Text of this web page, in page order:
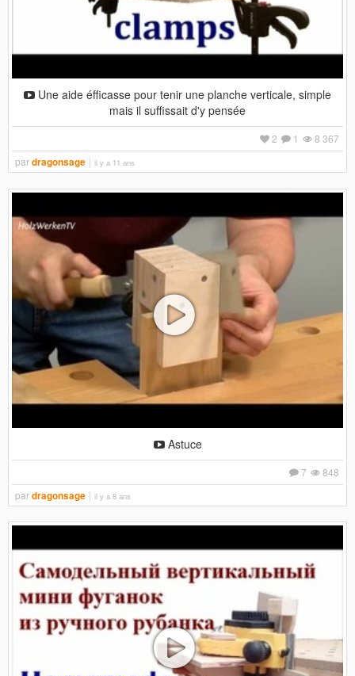
Une aide éfficasse pour tenir une planche verticale, simple
mais il suffissait d'y pensée
8 367
1
2
pardragonsage il y a 11 ans
Astuce
848
7
pardragonsage il y a 8 ans